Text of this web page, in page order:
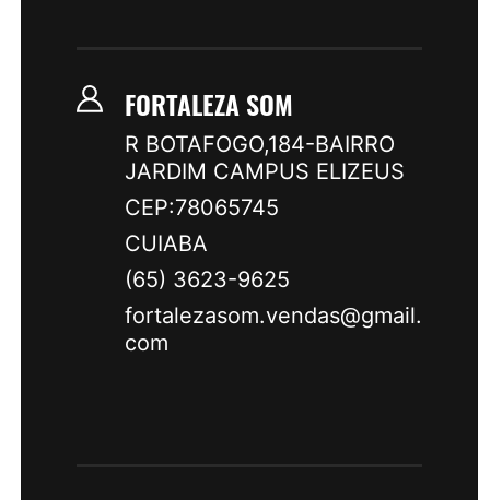
FORTALEZA SOM
R BOTAFOGO,184-BAIRRO
JARDIM CAMPUS ELIZEUS
CEP:78065745
CUIABA
(65) 3623-9625
fortalezasom.vendas@gmail.
com